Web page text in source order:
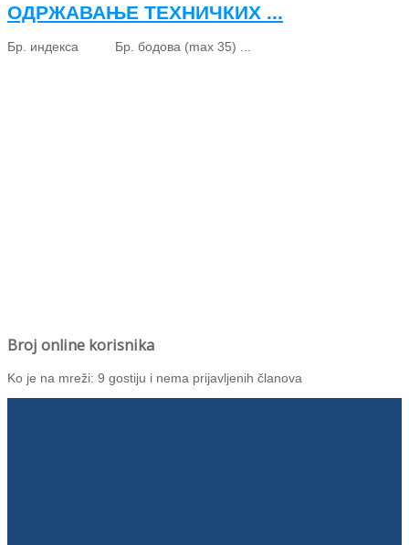
ОДРЖАВАЊЕ ТЕХНИЧКИХ ...
Бр. индекса Бр. бодова (max 35) ...
Broj online korisnika
Ko je na mreži: 9 gostiju i nema prijavljenih članova